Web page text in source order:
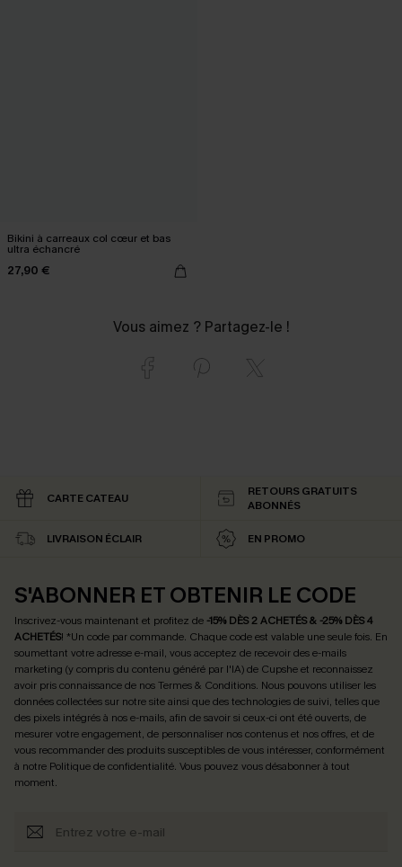
Bikini à carreaux col cœur et bas
ultra échancré
27,90 €
Vous aimez ? Partagez-le !
CARTE CATEAU
RETOURS GRATUITS
ABONNÉS
LIVRAISON ÉCLAIR EN PROMO
S'ABONNER ET OBTENIR LE CODE
Inscrivez-vous maintenant et profitez de -15% DÈS 2 ACHETÉS & -25% DÈS 4
ACHETÉS! *Un code par commande. Chaque code est valable une seule fois. En
soumettant votre adresse e-mail, vous acceptez de recevoir des e-mails
marketing (y compris du contenu généré par l'IA) de Cupshe et reconnaissez
avoir pris connaissance de nosTermes & Conditions. Nous pouvons utiliser les
données collectées sur notre site ainsi que des technologies de suivi, telles que
des pixels intégrés à nos e-mails, afin de savoir si ceux-ci ont été ouverts, de
mesurer votre engagement, de personnaliser nos contenus et nos offres, et de
vous recommander des produits susceptibles de vous intéresser, conformément
à notre Politique de confidentialité. Vous pouvez vous désabonner à tout
moment.